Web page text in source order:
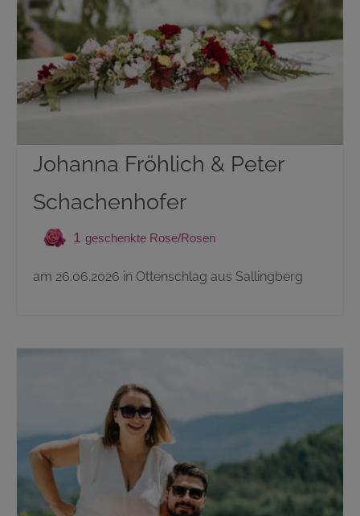
Johanna Fröhlich & Peter
Schachenhofer
1
am 26.06.2026 in Ottenschlag aus Sallingberg